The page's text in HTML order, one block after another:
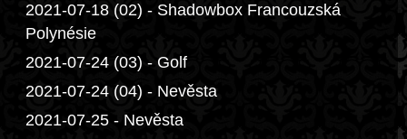
2021-07-18 (02) - Shadowbox Francouzská
Polynésie
2021-07-24 (03) - Golf
2021-07-24 (04) - Nevěsta
2021-07-25 - Nevěsta